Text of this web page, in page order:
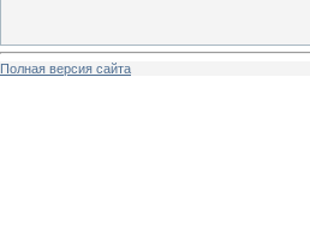
Полная версия сайта